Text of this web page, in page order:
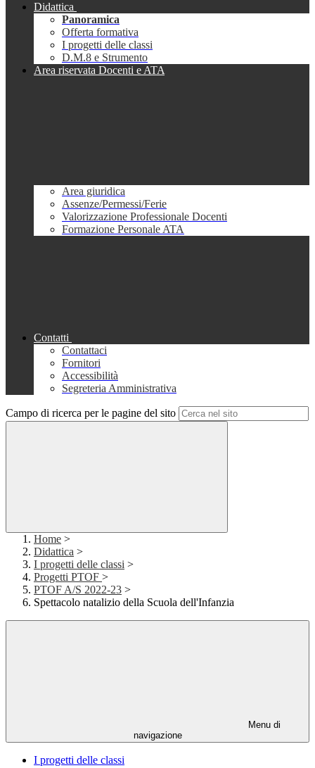
Didattica
Panoramica
Offerta formativa
I progetti delle classi
D.M.8 e Strumento
Area riservata Docenti e ATA
Area giuridica
Assenze/Permessi/Ferie
Valorizzazione Professionale Docenti
Formazione Personale ATA
Contatti
Contattaci
Fornitori
Accessibilità
Segreteria Amministrativa
Campo di ricerca per le pagine del sito
Home >
Didattica >
I progetti delle classi >
Progetti PTOF >
PTOF A/S 2022-23 >
Spettacolo natalizio della Scuola dell'Infanzia
Menu di
navigazione
I progetti delle classi